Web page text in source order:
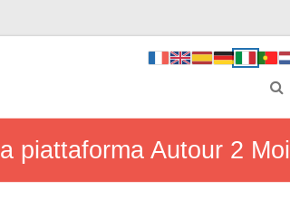
piattaforma Autour 2 Moi